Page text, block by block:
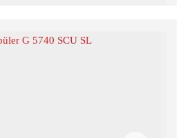
Höhenverstellbarem Oberkorb